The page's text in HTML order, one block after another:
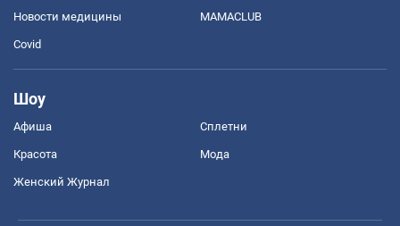
Новости медицины MAMACLUB
Covid
Шоу
Афиша Сплетни
Красота Мода
Женский Журнал